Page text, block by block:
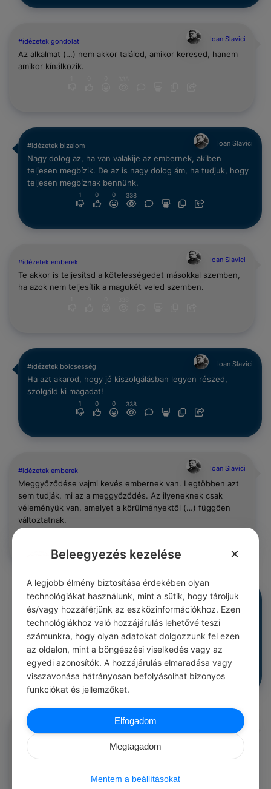
#idézetek gondolat Ioan Slavici
Az alkalmat (…) nem akkor találod, amikor keresed, hanem
amikor kínálkozik.
#idézetek bizalom Ioan Slavici
Nagy dolog az, ha van valakije az embernek, akiben
teljesen megbízik. De az is nagy dolog ám, ha tudjuk, hogy
teljesen megbíznak bennünk.
1 0 0 338
#idézetek emberek Ioan Slavici
Te akkor is teljesítsd a kötelességedet másokkal szemben,
ha azok nem teljesítik a magukét veled szemben.
#idézetek bölcsesség Ioan Slavici
Ha azt akarod, hogy jó kiszolgálásban legyen részed,
szolgáld ki magadat!
1 0 0 338
#idézetek emberek Ioan Slavici
Meggyőződése vajmi kevés embernek van. Legtöbben azt
sem tudják, mi az a meggyőződés. Az ilyeneknek csak
véleményük van, amelyet a körülményektől (…) függően
változtatnak.
#idézetek bölcsesség Ioan Slavici
Apám (…) két dologra tanított: az egyik, hogy elégedjem
meg kevéssel, és minden erőmből segítsek másoknak; a
másik pedig, hogy csináljam jó kedvvel azt, amit amúgy is
csinálnom kell.
1 0 0 338
#idézetek gondolat Ioan Slavici
A jókedv e világon átmentünkben a legnagyobb adomány,
és mindegy, hogyan jut hozzá az ember.
Beleegyezés kezelése ×
A legjobb élmény biztosítása érdekében olyan
technológiákat használunk, mint a sütik, hogy tároljuk
és/vagy hozzáférjünk az eszközinformációkhoz. Ezen
technológiákhoz való hozzájárulás lehetővé teszi
számunkra, hogy olyan adatokat dolgozzunk fel ezen
az oldalon, mint a böngészési viselkedés vagy az
egyedi azonosítók. A hozzájárulás elmaradása vagy
visszavonása hátrányosan befolyásolhat bizonyos
funkciókat és jellemzőket.
Elfogadom
Megtagadom
Mentem a beállításokat